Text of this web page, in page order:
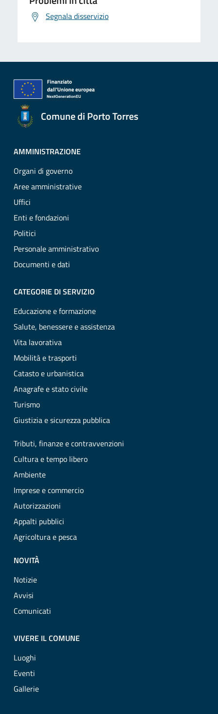
Segnala disservizio
Comune di Porto Torres
AMMINISTRAZIONE
Organi di governo
Aree amministrative
Uffici
Enti e fondazioni
Politici
Personale amministrativo
Documenti e dati
CATEGORIE DI SERVIZIO
Educazione e formazione
Salute, benessere e assistenza
Vita lavorativa
Mobilità e trasporti
Catasto e urbanistica
Anagrafe e stato civile
Turismo
Giustizia e sicurezza pubblica
Tributi, finanze e contravvenzioni
Cultura e tempo libero
Ambiente
Imprese e commercio
Autorizzazioni
Appalti pubblici
Agricoltura e pesca
NOVITÀ
Notizie
Avvisi
Comunicati
VIVERE IL COMUNE
Luoghi
Eventi
Gallerie